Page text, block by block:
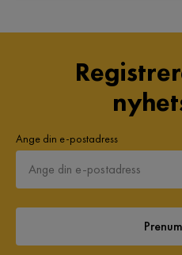
Ange din e-postadress